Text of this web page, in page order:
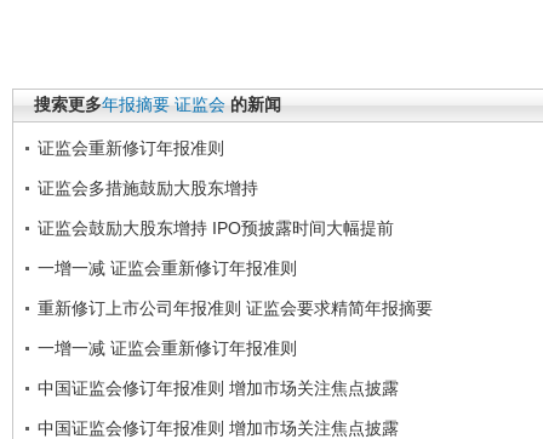
搜索更多年报摘要 证监会 的新闻
证监会重新修订年报准则
证监会多措施鼓励大股东增持
证监会鼓励大股东增持 IPO预披露时间大幅提前
一增一减 证监会重新修订年报准则
重新修订上市公司年报准则 证监会要求精简年报摘要
一增一减 证监会重新修订年报准则
中国证监会修订年报准则 增加市场关注焦点披露
中国证监会修订年报准则 增加市场关注焦点披露